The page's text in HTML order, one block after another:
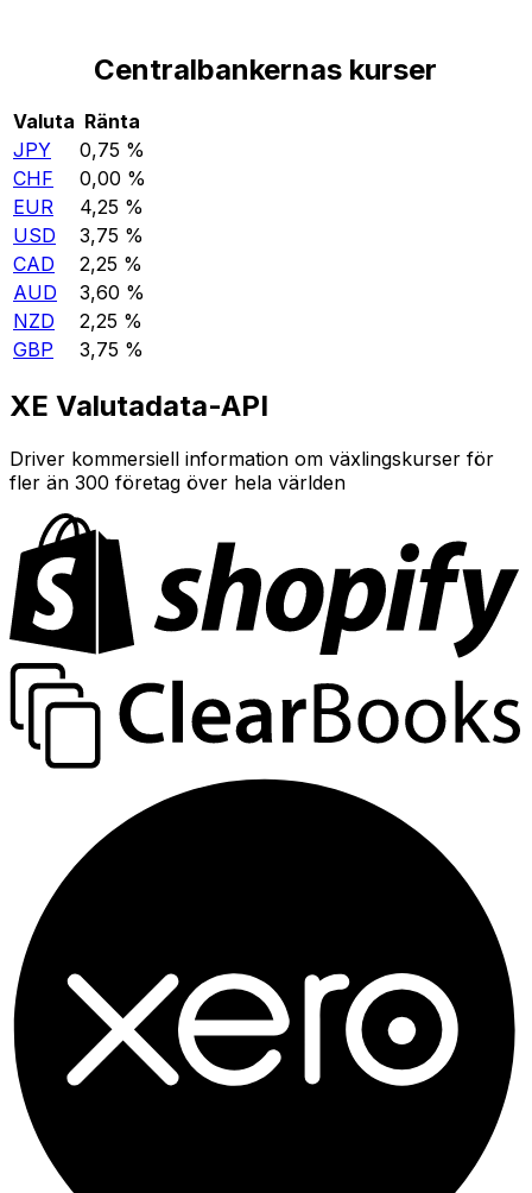
Centralbankernas kurser
Valuta Ränta
JPY
0,75 %
CHF
0,00 %
EUR
4,25 %
USD
3,75 %
CAD
2,25 %
AUD
3,60 %
NZD
2,25 %
GBP
3,75 %
XE Valutadata-API
Driver kommersiell information om växlingskurser för
fler än 300 företag över hela världen